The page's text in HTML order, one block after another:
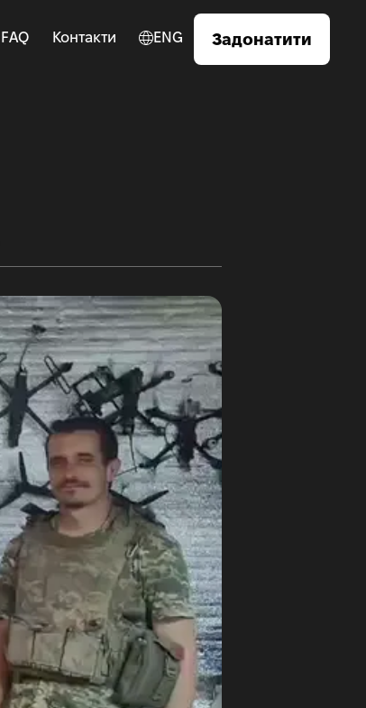
FAQ Контакти ENG Задонатити